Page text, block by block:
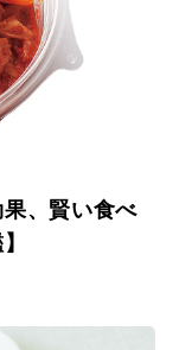
、賢い食べ